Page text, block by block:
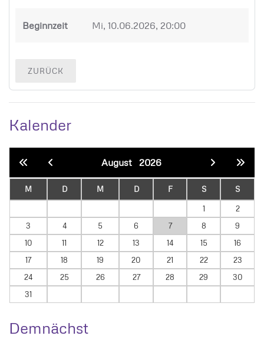
Beginnzeit Mi, 10.06.2026, 20:00
ZURÜCK
Kalender
August 2026
M D M D F S S
1
2
3
4 5 6 7 8
9
10
11 12 13 14 15
16
17
18 19 20 21 22
23
24
25 26 27 28 29
30
31
Demnächst